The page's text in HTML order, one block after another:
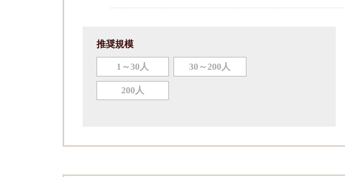
推奨規模
1～30人 30～200人
200人